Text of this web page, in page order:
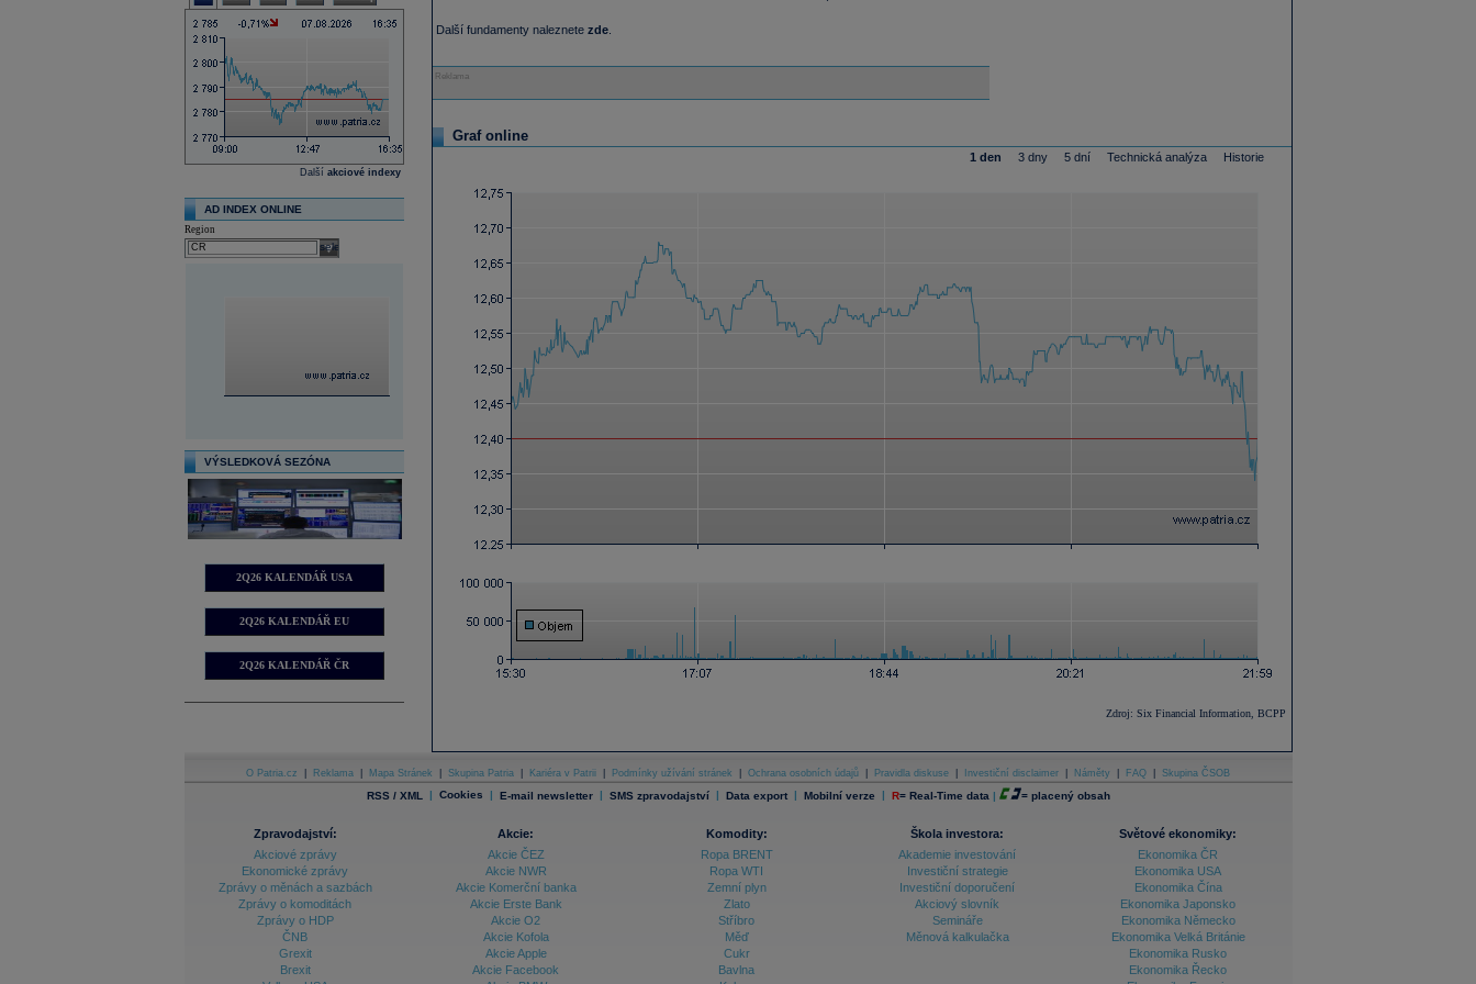
Další akciové indexy
AD INDEX ONLINE
Region
select
VÝSLEDKOVÁ SEZÓNA
2Q26 KALENDÁŘ USA
2Q26 KALENDÁŘ EU
2Q26 KALENDÁŘ ČR
Další fundamenty naleznete zde.
Reklama
Graf online
1 den 3 dny 5 dní Technická analýza Historie
Zdroj: Six Financial Information, BCPP
O Patria.cz Reklama Mapa Stránek Skupina Patria Kariéra v Patrii Podmínky užívání stránek Ochrana osobních údajů Pravidla diskuse Investiční disclaimer Náměty FAQ Skupina ČSOB
RSS / XML | Cookies | E-mail newsletter | SMS zpravodajství | Data export | Mobilní verze | R= Real-Time data | = placený obsah
Zpravodajství:
Akciové zprávy
Ekonomické zprávy
Zprávy o měnách a sazbách
Zprávy o komoditách
Zprávy o HDP
ČNB
Grexit
Brexit
Akcie:
Akcie ČEZ
Akcie NWR
Akcie Komerční banka
Akcie Erste Bank
Akcie O2
Akcie Kofola
Akcie Apple
Akcie Facebook
Komodity:
Ropa BRENT
Ropa WTI
Zemní plyn
Zlato
Stříbro
Měď
Cukr
Bavlna
Škola investora:
Akademie investování
Investiční strategie
Investiční doporučení
Akciový slovník
Semináře
Měnová kalkulačka
Světové ekonomiky:
Ekonomika ČR
Ekonomika USA
Ekonomika Čína
Ekonomika Japonsko
Ekonomika Německo
Ekonomika Velká Británie
Ekonomika Rusko
Ekonomika Řecko